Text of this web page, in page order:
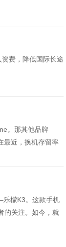
费，降低国际长途
。那其他品牌
最近，换机存留率
乐檬K3。这款手机
的关注。如今，就